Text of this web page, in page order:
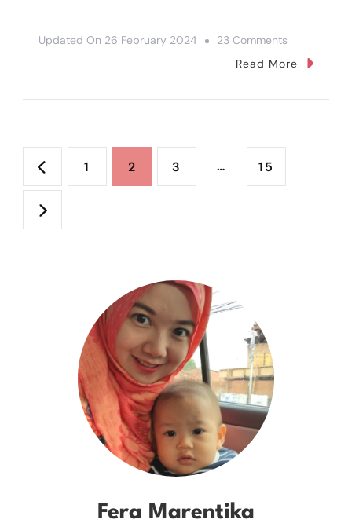
Updated On 26 February 2024 23 Comments
Gigi
Read More
Posts
pagination
Page
1 Page
2 Page
3 … Page
15
Fera Marentika